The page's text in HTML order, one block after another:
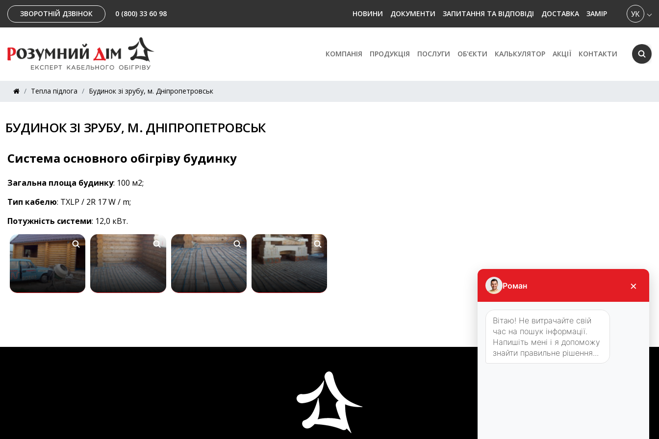
ЗВОРОТНІЙ ДЗВІНОК 0 (800) 33 60 98 НОВИНИ ДОКУМЕНТИ ЗАПИТАННЯ ТА ВІДПОВІДІ ДОСТАВКА ЗАМІР
КОМПАНІЯ ПРОДУКЦІЯ ПОСЛУГИ ОБ'ЄКТИ КАЛЬКУЛЯТОР АКЦІЇ КОНТАКТИ
Тепла підлога Будинок зі зрубу, м. Дніпропетровськ
БУДИНОК ЗІ ЗРУБУ, М. ДНІПРОПЕТРОВСЬК
Система основного обігріву будинку
Загальна площа будинку: 100 м2;
Тип кабелю: TXLP / 2R 17 W / m;
Потужність системи: 12,0 кВт.
Роман ×
Вітаю! Не витрачайте свій
час на пошук інформації.
Напишіть мені і я допоможу
знайти правильне рішення...